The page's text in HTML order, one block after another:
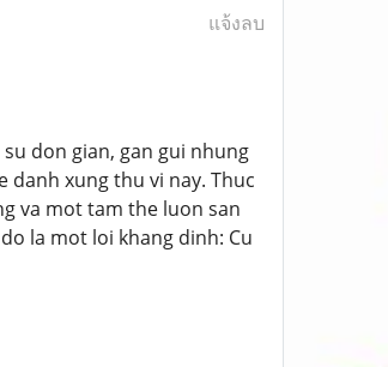
แจ้งลบ
don gian, gan gui nhung
danh xung thu vi nay. Thuc
va mot tam the luon san
la mot loi khang dinh: Cu